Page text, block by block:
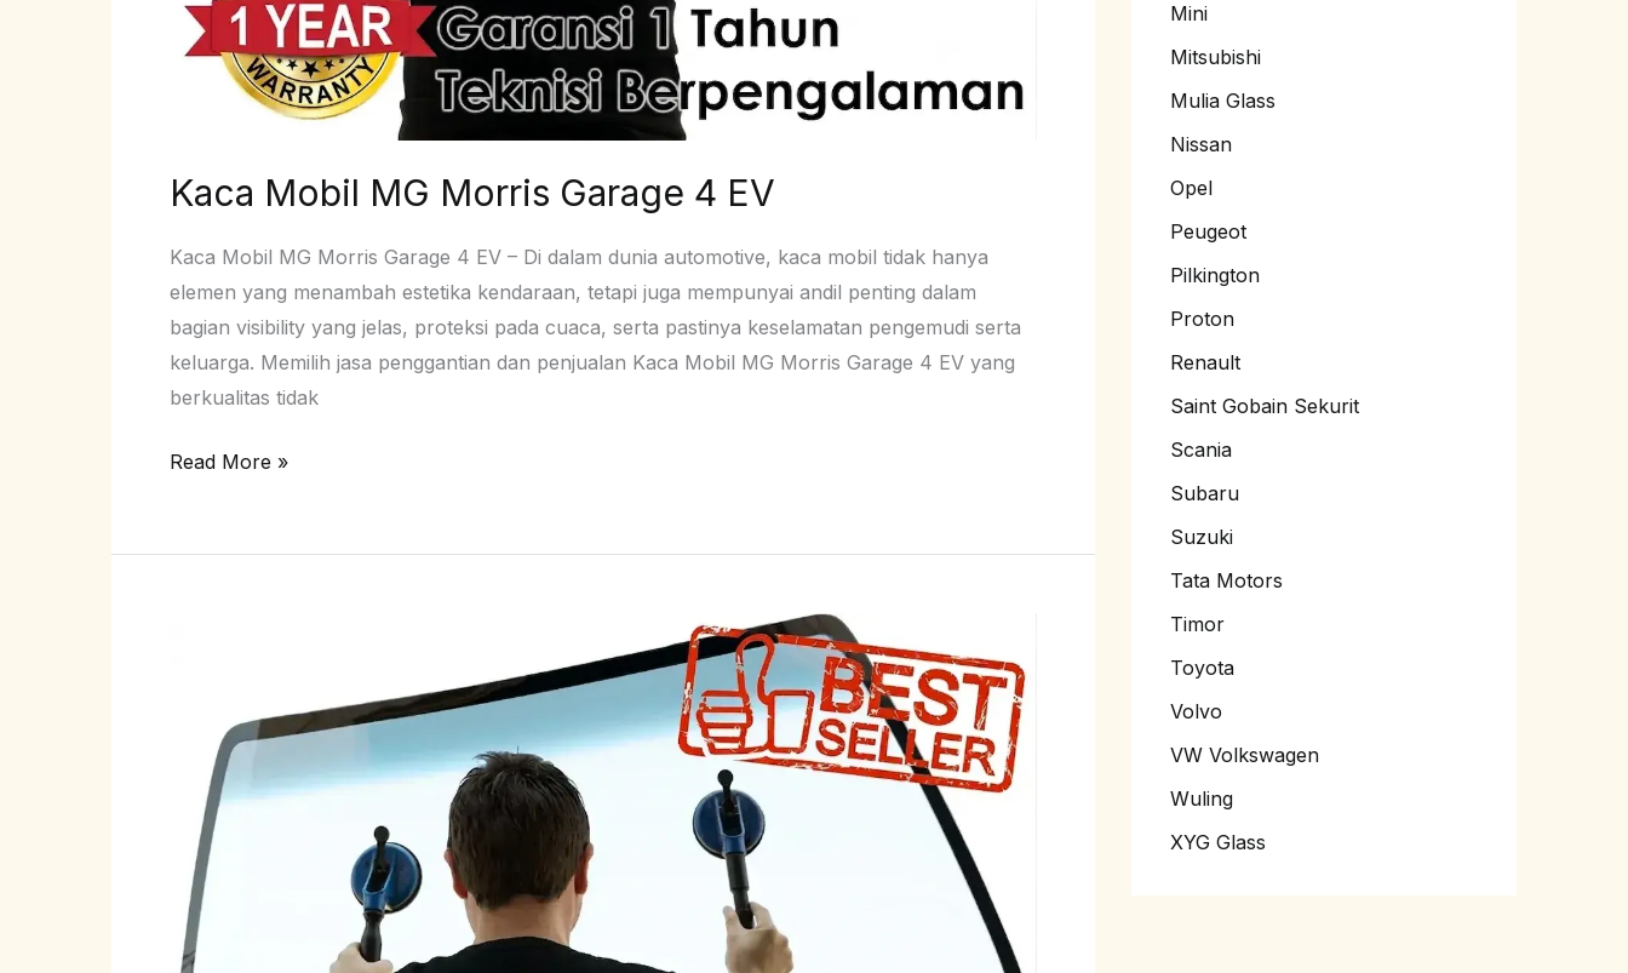
Kaca Mobil MG Morris Garage 4 EV
Kaca Mobil MG Morris Garage 4 EV – Di dalam dunia automotive, kaca mobil tidak hanya
elemen yang menambah estetika kendaraan, tetapi juga mempunyai andil penting dalam
bagian visibility yang jelas, proteksi pada cuaca, serta pastinya keselamatan pengemudi serta
keluarga. Memilih jasa penggantian dan penjualan Kaca Mobil MG Morris Garage 4 EV yang
berkualitas tidak
Read More »
Morris
Garage
Mini
Mitsubishi
Mulia Glass
Nissan
Opel
Peugeot
Pilkington
Proton
Renault
Saint Gobain Sekurit
Scania
Subaru
Suzuki
Tata Motors
Timor
Toyota
Volvo
VW Volkswagen
Wuling
XYG Glass